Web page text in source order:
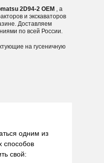
2D94-2 OEM , а
и экскаваторов
Доставляем
по всей России.
на гусеничную
одним из
способов
свой: